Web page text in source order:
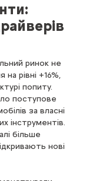
ринок не
рівні +16%,
попиту.
поступове
за власні
інструментів.
більше
нові